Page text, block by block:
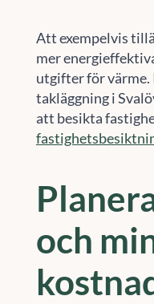
Att exempelvis
mer
utgifter för värme.
takläggning i
att besikta
och